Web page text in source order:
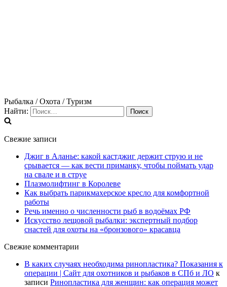
Рыбалка / Охота / Туризм
Найти:
Свежие записи
Джиг в Аланье: какой кастджиг держит струю и не
срывается — как вести приманку, чтобы поймать удар
на свале и в струе
Плазмолифтинг в Королеве
Как выбрать парикмахерское кресло для комфортной
работы
Речь именно о численности рыб в водоёмах РФ
Искусство лещовой рыбалки: экспертный подбор
снастей для охоты на «бронзового» красавца
Свежие комментарии
В каких случаях необходима ринопластика? Показания к
операции | Сайт для охотников и рыбаков в СПб и ЛО к
записи Ринопластика для женщин: как операция может